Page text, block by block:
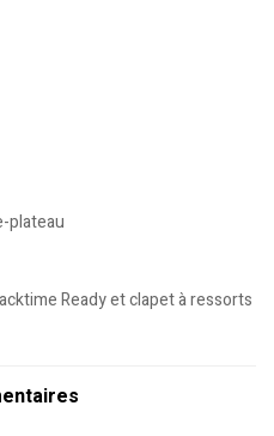
plateau
Ready et clapet à ressorts